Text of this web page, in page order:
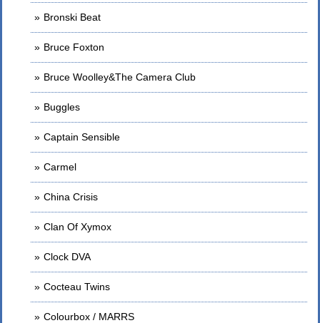
Bronski Beat
Bruce Foxton
Bruce Woolley&The Camera Club
Buggles
Captain Sensible
Carmel
China Crisis
Clan Of Xymox
Clock DVA
Cocteau Twins
Colourbox / MARRS